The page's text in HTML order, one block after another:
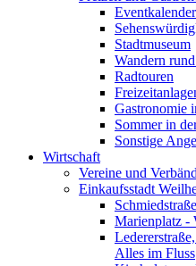
Eventkalender
Stadtmuseum
Wandern
Radtouren
Gastronomie
Sommer in
Sonstige
Wirtschaft
Vereine und
Einkaufsstadt
Marienplatz -
Alles im Fluss